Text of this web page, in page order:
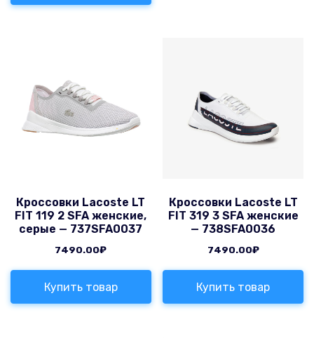
Кроссовки Lacoste LT
FIT 119 2 SFA женские,
серые — 737SFA0037
7490.00₽
Купить товар
Кроссовки Lacoste LT
FIT 319 3 SFA женские
— 738SFA0036
7490.00₽
Купить товар